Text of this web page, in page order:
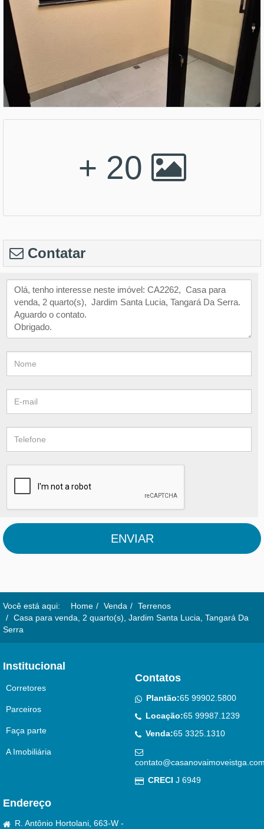
+ 20
Contatar
ENVIAR
Você está aqui: Home Venda
Terrenos
Casa para venda, 2 quarto(s), Jardim Santa Lucia, Tangará Da
Serra
Institucional
Corretores
Parceiros
Faça parte
A Imobiliária
Contatos
Plantão:65 99902.5800
Locação:65 99987.1239
Venda:65 3325.1310
CRECI J 6949
Endereço
R. Antônio Hortolani, 663-W -